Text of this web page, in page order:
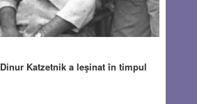
Katzetnik a leşinat în timpul